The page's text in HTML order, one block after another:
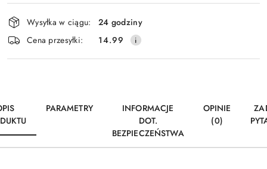
Wyślij
Dostępność
i
dostawa
Wysyłka w ciągu:
24 godziny
Cena przesyłki:
14.99
PARAMETRY
INFORMACJE
DOT.
BEZPIECZEŃSTWA
OPINIE
(0)